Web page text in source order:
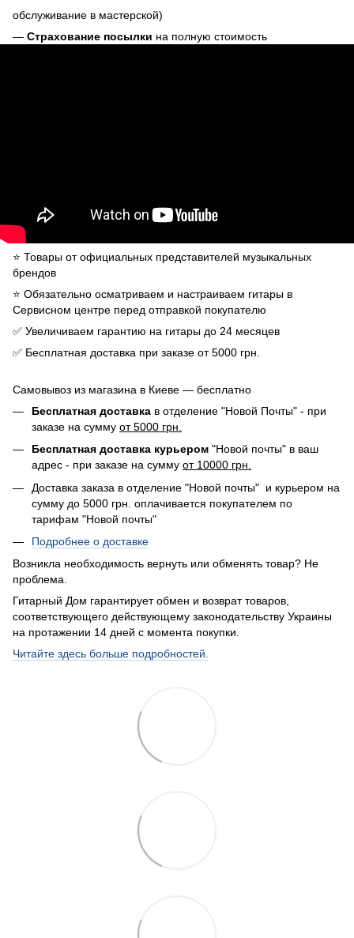
обслуживание в мастерской)
— Страхование посылки на полную стоимость
⭐️ Товары от официальных представителей музыкальных
брендов
⭐️ Обязательно осматриваем и настраиваем гитары в
Сервисном центре перед отправкой покупателю
✅ Увеличиваем гарантию на гитары до 24 месяцев
✅ Бесплатная доставка при заказе от 5000 грн.
Самовывоз из магазина в Киеве — бесплатно
Бесплатная доставка в отделение "Новой Почты" - при
заказе на сумму от 5000 грн.
Бесплатная доставка курьером "Новой почты" в ваш
адрес - при заказе на сумму от 10000 грн.
Доставка заказа в отделение "Новой почты" и курьером на
сумму до 5000 грн. оплачивается покупателем по
тарифам "Новой почты"
Подробнее о доставке
Возникла необходимость вернуть или обменять товар? Не
проблема.
Гитарный Дом гарантирует обмен и возврат товаров,
соответствующего действующему законодательству Украины
на протажении 14 дней с момента покупки.
Читайте здесь больше подробностей.